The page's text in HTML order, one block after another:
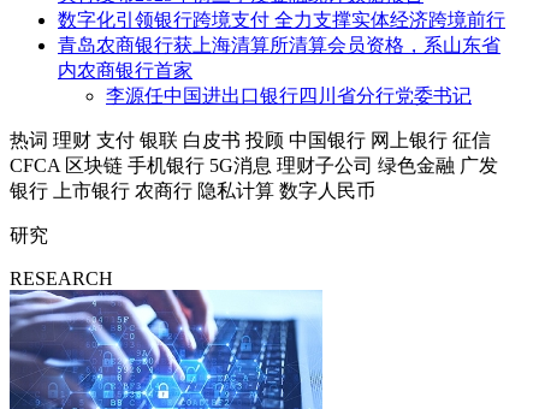
数字化引领银行跨境支付 全力支撑实体经济跨境前行
青岛农商银行获上海清算所清算会员资格，系山东省
内农商银行首家
李源任中国进出口银行四川省分行党委书记
热词 理财 支付 银联 白皮书 投顾 中国银行 网上银行 征信
CFCA 区块链 手机银行 5G消息 理财子公司 绿色金融 广发
银行
上市银行 农商行 隐私计算 数字人民币
研究
RESEARCH